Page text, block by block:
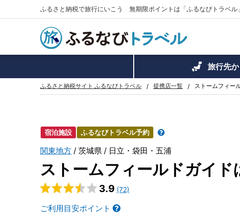
ふるさと納税で旅行にいこう 無期限ポイントは「ふるなびトラベル」
旅行先
ふるさと納税サイト ふるなびトラベル 提携店一覧 ストームフィー
宿泊施設 ふるなびトラベル予約
関東地方 茨城県 日立・袋田・五浦
ストームフィールドガイド
3.9 (72)
ご利用目安ポイント